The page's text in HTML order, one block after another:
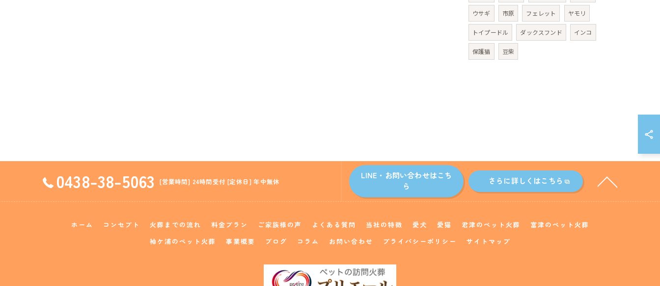
ウサギ 市原 フェレット ヤモリ
トイプードル ダックスフンド インコ
保護猫 豆柴
0438-38-5063 [営業時間] 24時間受付 [定休日] 年中無休
LINE・お問い合わせはこち
ら
さらに詳しくはこちら
ホーム コンセプト 火葬までの流れ 料金プラン ご家族様の声 よくある質問 当社の特徴 愛犬 愛猫 君津のペット火葬
富津のペット火葬
袖ケ浦のペット火葬
事業概要 ブログ コラム お問い合わせ プライバシーポリシー サイトマップ